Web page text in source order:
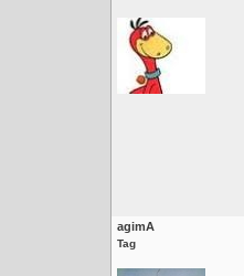
agimA
Tag